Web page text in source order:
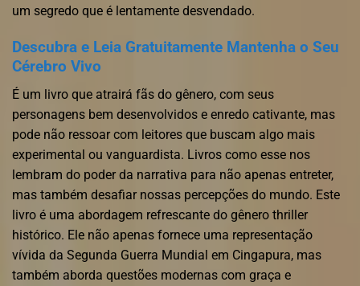
um segredo que é lentamente desvendado.
Descubra e Leia Gratuitamente Mantenha o Seu
Cérebro Vivo
É um livro que atrairá fãs do gênero, com seus
personagens bem desenvolvidos e enredo cativante, mas
pode não ressoar com leitores que buscam algo mais
experimental ou vanguardista. Livros como esse nos
lembram do poder da narrativa para não apenas entreter,
mas também desafiar nossas percepções do mundo. Este
livro é uma abordagem refrescante do gênero thriller
histórico. Ele não apenas fornece uma representação
vívida da Segunda Guerra Mundial em Cingapura, mas
também aborda questões modernas com graça e